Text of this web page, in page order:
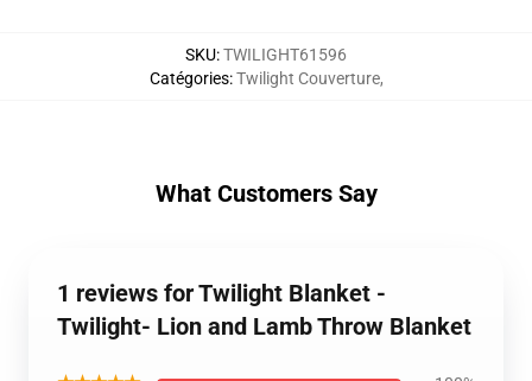
SKU:TWILIGHT61596
Catégories:Twilight Couverture,
What Customers Say
1 reviews for Twilight Blanket -
Twilight- Lion and Lamb Throw Blanket